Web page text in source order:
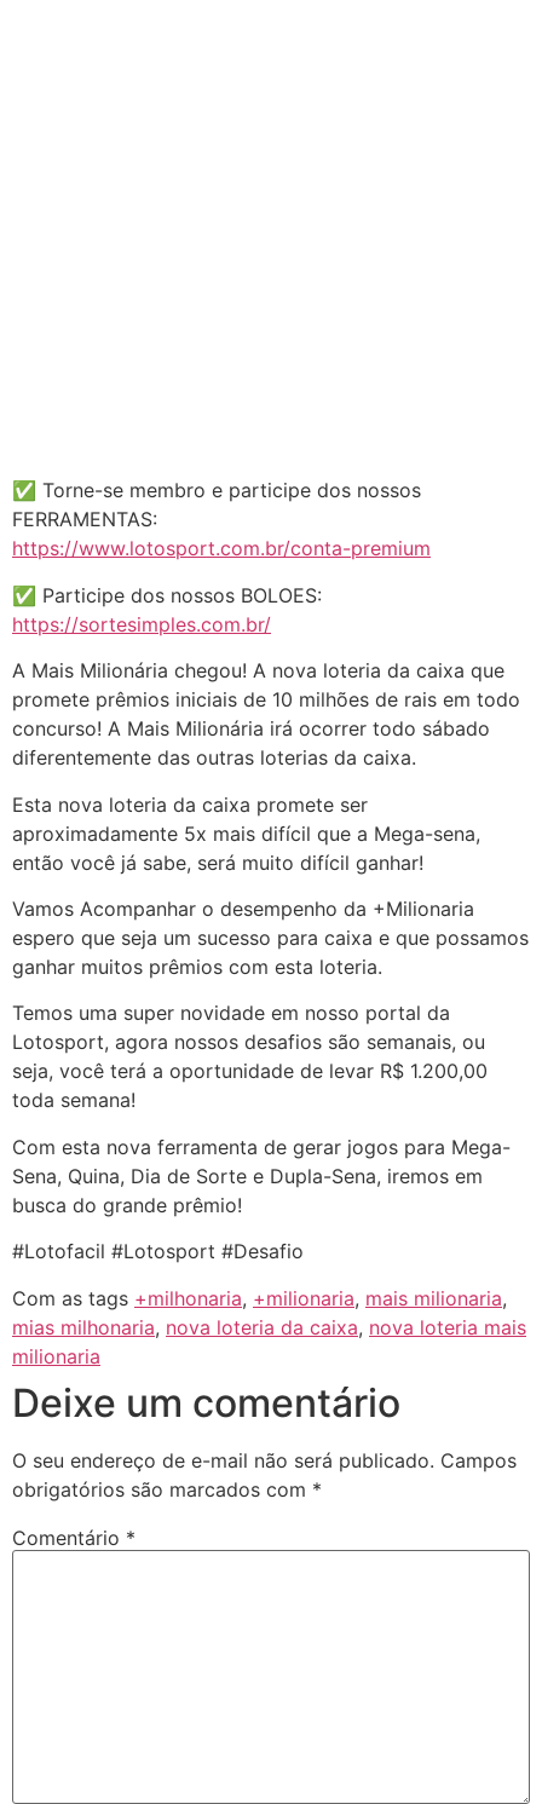
✅ Torne-se membro e participe dos nossos
FERRAMENTAS:
https://www.lotosport.com.br/conta-premium
✅ Participe dos nossos BOLOES:
https://sortesimples.com.br/
A Mais Milionária chegou! A nova loteria da caixa que
promete prêmios iniciais de 10 milhões de rais em todo
concurso! A Mais Milionária irá ocorrer todo sábado
diferentemente das outras loterias da caixa.
Esta nova loteria da caixa promete ser
aproximadamente 5x mais difícil que a Mega-sena,
então você já sabe, será muito difícil ganhar!
Vamos Acompanhar o desempenho da +Milionaria
espero que seja um sucesso para caixa e que possamos
ganhar muitos prêmios com esta loteria.
Temos uma super novidade em nosso portal da
Lotosport, agora nossos desafios são semanais, ou
seja, você terá a oportunidade de levar R$ 1.200,00
toda semana!
Com esta nova ferramenta de gerar jogos para Mega-
Sena, Quina, Dia de Sorte e Dupla-Sena, iremos em
busca do grande prêmio!
#Lotofacil #Lotosport #Desafio
Com as tags +milhonaria, +milionaria, mais milionaria,
mias milhonaria, nova loteria da caixa, nova loteria mais
milionaria
Deixe um comentário
O seu endereço de e-mail não será publicado. Campos
obrigatórios são marcados com *
Comentário *